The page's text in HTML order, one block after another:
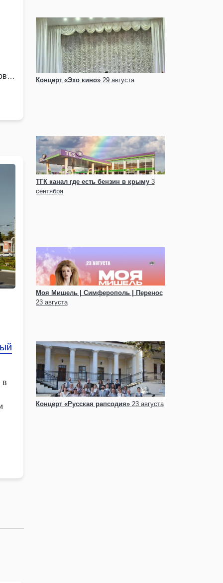
в
Концерт «Эхо кино» 29 августа
ТГК канал где есть бензин в крыму 3
сентября
Моя Мишель | Симферополь | Перенос
23 августа
Концерт «Русская рапсодия» 23 августа